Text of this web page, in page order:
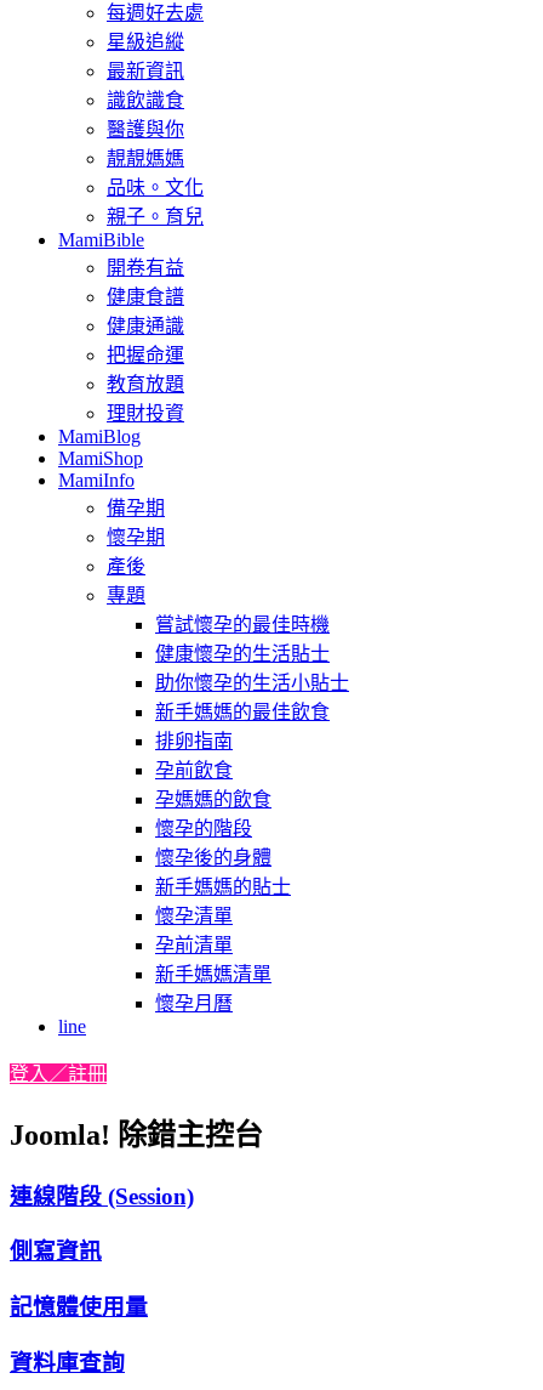
每週好去處
星級追縱
最新資訊
識飲識食
醫護與你
靚靚媽媽
品味。文化
親子。育兒
MamiBible
開卷有益
健康食譜
健康通識
把握命運
教育放題
理財投資
MamiBlog
MamiShop
MamiInfo
備孕期
懷孕期
產後
專題
嘗試懷孕的最佳時機
健康懷孕的生活貼士
助你懷孕的生活小貼士
新手媽媽的最佳飲食
排卵指南
孕前飲食
孕媽媽的飲食
懷孕的階段
懷孕後的身體
新手媽媽的貼士
懷孕清單
孕前清單
新手媽媽清單
懷孕月曆
line
登入／註冊
Joomla! 除錯主控台
連線階段 (Session)
側寫資訊
記憶體使用量
資料庫查詢